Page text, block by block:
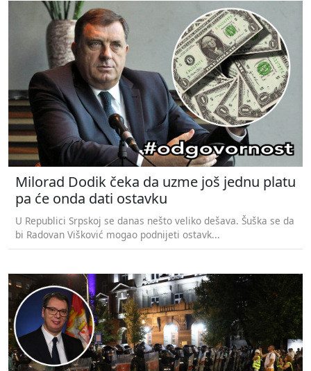
Milorad Dodik čeka da uzme još jednu platu
pa će onda dati ostavku
U Republici Srpskoj se danas nešto veliko dešava. Šuška se da
bi Radovan Višković mogao podnijeti ostavk...